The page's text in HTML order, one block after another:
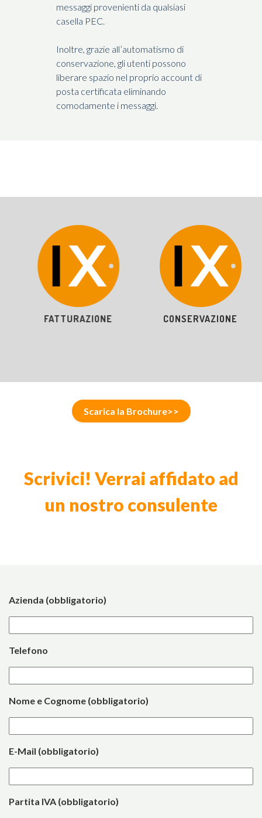
messaggi provenienti da qualsiasi
casella PEC.
Inoltre, grazie all’automatismo di
conservazione, gli utenti possono
liberare spazio nel proprio account di
posta certificata eliminando
comodamente i messaggi.
CONSERVAZIONE ARXIVAR NEXT
Scarica la Brochure>>
Scrivici! Verrai affidato ad
un nostro consulente
Azienda (obbligatorio)
Telefono
Nome e Cognome (obbligatorio)
E-Mail (obbligatorio)
Partita IVA (obbligatorio)